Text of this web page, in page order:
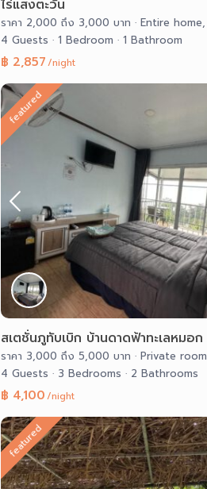
ไร่แสงตะวัน
ราคา 2,000 ถึง 3,000 บาท · Entire home,
4 Guests · 1 Bedroom · 1 Bathroom
฿ 2,857/night
featured
สเตชั่นภูทับเบิก บ้านดาดฟ้าทะเลหมอก
ราคา 3,000 ถึง 5,000 บาท · Private room
4 Guests · 3 Bedrooms · 2 Bathrooms
฿ 4,100/night
featured